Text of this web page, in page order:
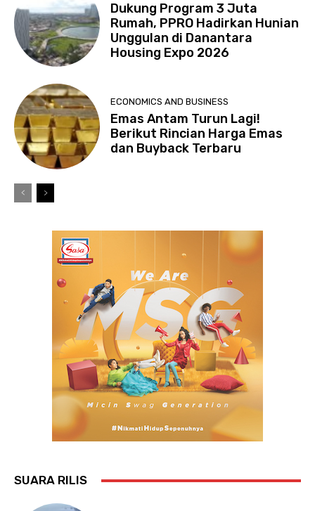
Dukung Program 3 Juta
Rumah, PPRO Hadirkan Hunian
Unggulan di Danantara
Housing Expo 2026
ECONOMICS AND BUSINESS
Emas Antam Turun Lagi!
Berikut Rincian Harga Emas
dan Buyback Terbaru
SUARA RILIS